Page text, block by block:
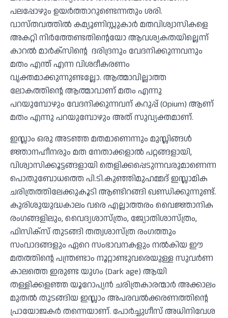
പലപ്പോഴും ഉയർത്താറുണ്ടെന്നതും ശരി.
വാസ്തവത്തിൽ കമ്യൂണിസ്റ്റുകാര്‍ മതവിശ്വാസികളെ
അകറ്റി നിർത്തേണ്ടതിൻ്റെയോ ആവശ്യകതയില്ലെന്ന്
കാറൽ മാർക്സിൻ്റെ ദരിദ്രനും വേദനിക്കുന്നവനും
മതം എന്ത് എന്ന വിശദീകരണം
വൃക്തമാക്കുന്നുണ്ടല്ലോ. ആത്മാവില്ലാത്ത
ലോകത്തിൻ്റെ ആത്മാവാണ് മതം എന്നു
പറയുമ്പോഴും വേദനിക്കുന്നവന് കറുപ്പ് (Opium) ആണ്
മതം എന്നു പറയുമ്പോഴും അത് സുവ്യക്തമാണ്.
ഇസ്ലാം ഒരു അടഞ്ഞ മതമാണെന്നും മുസ്ലിങ്ങൾ
ജ്ഞാനഹീനരും മത നേതാക്കളാൽ പറ്റങ്ങളായി,
വിശ്വാസിക്കൂട്ടങ്ങളായി തെളിക്കപ്പെടുന്നവരുമാണെന്ന
പൊതുബോധത്തെ പി.ടി.കുഞ്ഞിമുഹമ്മദ് ഇസ്ലാമിക
ചരിത്രത്തിലേക്കുകൂടി ആണ്ടിറങ്ങി ഖണ്ഡിക്കുന്നുണ്ട്.
കുരിശുയുദ്ധകാലം വരെ എല്ലാത്തരം വൈജ്ഞാനിക
രംഗങ്ങളിലും, വൈദ്യശാസ്ത്രം, ജ്യോതിശാസ്ത്രം,
ഫിസിക്സ് തുടങ്ങി തത്വശാസ്ത്ര രംഗത്തും
സംവാദങ്ങളും ഏറെ സംഭാവനകളും നൽകിയ ഈ
മതത്തിൻ്റെ പന്ത്രണ്ടാം നൂറ്റാണ്ടുവരെയുള്ള സുവർണ
കാലത്തെ ഇരുണ്ട യുഗം (Dark age) ആയി
തള്ളിക്കളഞ്ഞ യൂറോപ്യൻ ചരിത്രകാരന്മാർ അക്കാലം
മുതൽ തുടങ്ങിയ ഇസ്ലാം അപരവൽക്കരണത്തിൻ്റെ
പ്രായോജകർ തന്നെയാണ്. പോർച്ചുഗീസ് അധിനിവേശ